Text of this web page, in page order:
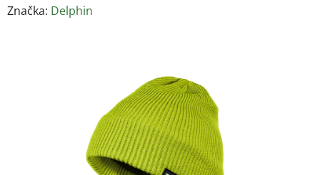
hodnocení
Značka: Delphin